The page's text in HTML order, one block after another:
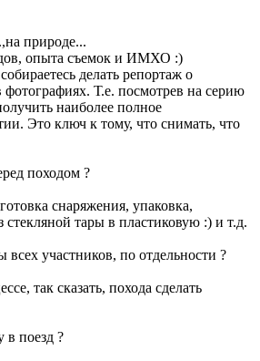
природе...
опыта съемок и ИМХО :)
делать репортаж о
фотографиях. Т.е. посмотрев на серию
наиболее полное
Это ключ к тому, что снимать, что
походом ?
снаряжения, упаковка,
стекляной тары в пластиковую :) и т.д.
всех участников, по отдельности ?
так сказать, похода сделать
в поезд ?